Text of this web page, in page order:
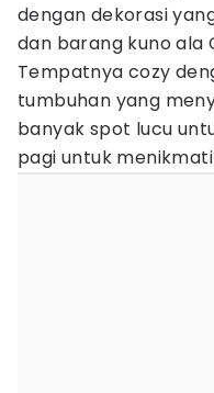
dengan dekorasi
dan barang kuno ala
Tempatnya cozy
tumbuhan yang
banyak spot lucu
pagi untuk